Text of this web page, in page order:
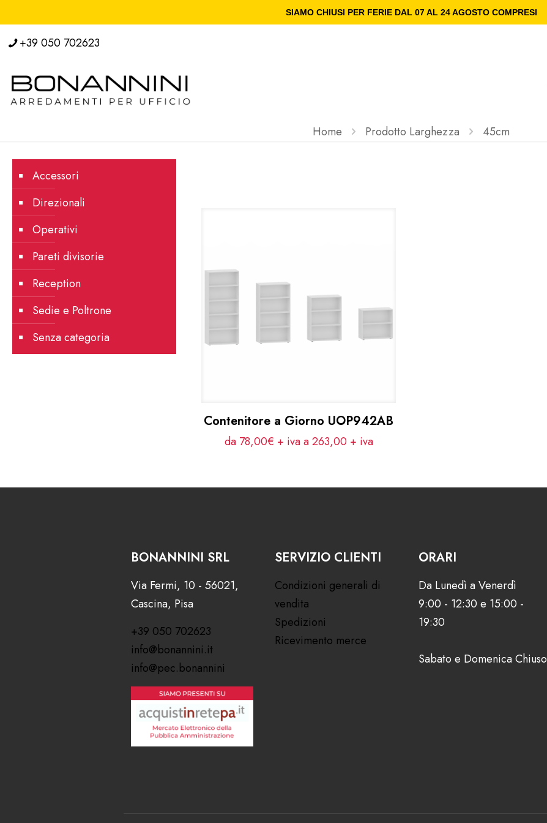
SIAMO CHIUSI PER FERIE DAL 07 AL 24 AGOSTO COMPRESI
+39 050 702623
Home Prodotto Larghezza 45cm
Contenitore a Giorno UOP942AB
da 78,00€ + iva a 263,00 + iva
Accessori
Direzionali
Operativi
Pareti divisorie
Reception
Sedie e Poltrone
Senza categoria
BONANNINI SRL
Via Fermi, 10 - 56021,
Cascina, Pisa
+39 050 702623
info@bonannini.it
info@pec.bonannini
SERVIZIO CLIENTI
Condizioni generali di
vendita
Spedizioni
Ricevimento merce
ORARI
Da Lunedì a Venerdì
9:00 - 12:30 e 15:00 -
19:30
Sabato e Domenica Chiuso